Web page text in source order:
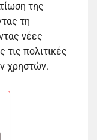
της
τη
νέες
τις πολιτικές
χρηστών.